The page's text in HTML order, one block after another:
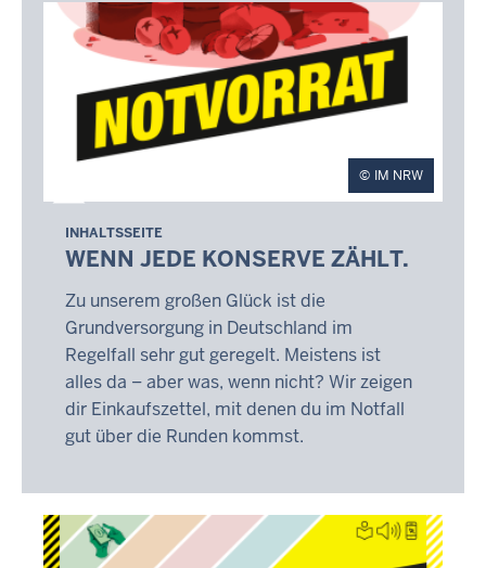
search
yielded
results.
IM NRW
INHALTSSEITE
WENN JEDE KONSERVE ZÄHLT.
Zu unserem großen Glück ist die
Grundversorgung in Deutschland im
Regelfall sehr gut geregelt. Meistens ist
alles da – aber was, wenn nicht? Wir zeigen
dir Einkaufszettel, mit denen du im Notfall
gut über die Runden kommst.